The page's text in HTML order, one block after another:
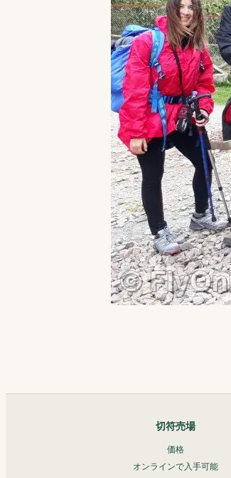
切符売場
価格
オンラインで入手可能